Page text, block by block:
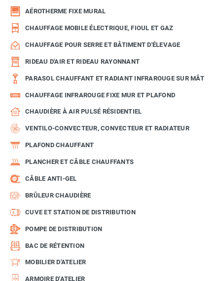
AÉROTHERME FIXE MURAL
CHAUFFAGE MOBILE ÉLECTRIQUE, FIOUL ET GAZ
CHAUFFAGE POUR SERRE ET BÂTIMENT D'ÉLEVAGE
RIDEAU D'AIR ET RIDEAU RAYONNANT
PARASOL CHAUFFANT ET RADIANT INFRAROUGE SUR MÂT
CHAUFFAGE INFRAROUGE FIXE MUR ET PLAFOND
CHAUDIÈRE À AIR PULSÉ RÉSIDENTIEL
VENTILO-CONVECTEUR, CONVECTEUR ET RADIATEUR
PLAFOND CHAUFFANT
PLANCHER ET CÂBLE CHAUFFANTS
CÂBLE ANTI-GEL
BRÛLEUR CHAUDIÈRE
CUVE ET STATION DE DISTRIBUTION
POMPE DE DISTRIBUTION
BAC DE RÉTENTION
MOBILIER D'ATELIER
ARMOIRE D'ATELIER